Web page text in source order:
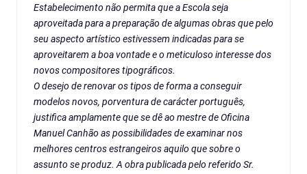
Estabelecimento não permita que a Escola seja
aproveitada para a preparação de algumas obras que pelo
seu aspecto artístico estivessem indicadas para se
aproveitarem a boa vontade e o meticuloso interesse dos
novos compositores tipográficos.
O desejo de renovar os tipos de forma a conseguir
modelos novos, porventura de carácter português,
justifica amplamente que se dê ao mestre de Oficina
Manuel Canhão as possibilidades de examinar nos
melhores centros estrangeiros aquilo que sobre o
assunto se produz. A obra publicada pelo referido Sr.